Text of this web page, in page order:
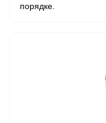
порядке.